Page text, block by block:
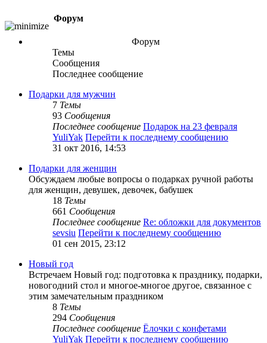
Форум
Форум
Темы
Сообщения
Последнее сообщение
Подарки для мужчин
7 Темы
93 Сообщения
Последнее сообщение Подарок на 23 февраля
YuliYak Перейти к последнему сообщению
31 окт 2016, 14:53
Подарки для женщин
Обсуждаем любые вопросы о подарках ручной работы
для женщин, девушек, девочек, бабушек
18 Темы
661 Сообщения
Последнее сообщение Re: обложки для документов
sevsiu Перейти к последнему сообщению
01 сен 2015, 23:12
Новый год
Встречаем Новый год: подготовка к празднику, подарки,
новогодний стол и многое-многое другое, связанное с
этим замечательным праздником
8 Темы
294 Сообщения
Последнее сообщение Ёлочки с конфетами
YuliYak Перейти к последнему сообщению